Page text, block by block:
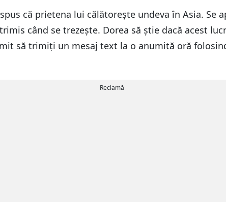
că prietena lui călătorește undeva în Asia. Se
când se trezește. Dorea să știe dacă acest
să trimiți un mesaj text la o anumită oră
Reclamă